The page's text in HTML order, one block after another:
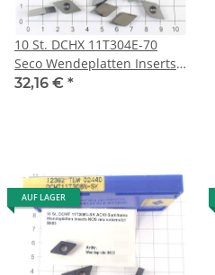
10 St. DCHX 11T304E-70
Seco Wendeplatten Inserts
32,16 € *
AUF LAGER